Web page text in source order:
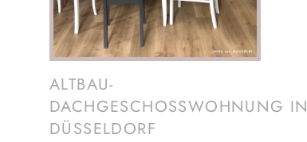
ALTBAU-
DACHGESCHOSSWOHNUNG IN
DÜSSELDORF​